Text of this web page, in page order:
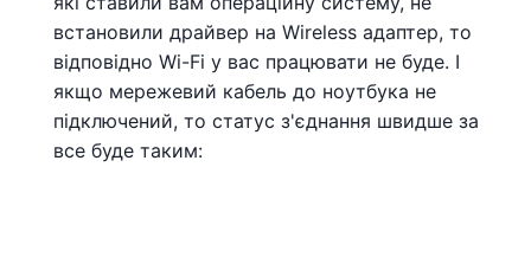
встановили драйвер на Wireless адаптер, то
відповідно Wi-Fi у вас працювати не буде. І
якщо мережевий кабель до ноутбука не
підключений, то статус з'єднання швидше за
все буде таким: